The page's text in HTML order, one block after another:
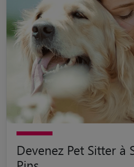
Devenez Pet Sitter à